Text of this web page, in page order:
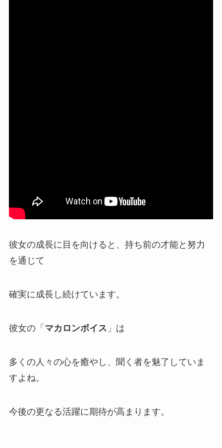
彼女の成長に目を向けると、持ち前の才能と努力
を通じて
確実に成長し続けています。
彼女の「 マカロンボイス 」は
多くの人々の心を癒やし、聞く者を魅了していま
すよね。
今後の更なる活躍に期待が高まります。